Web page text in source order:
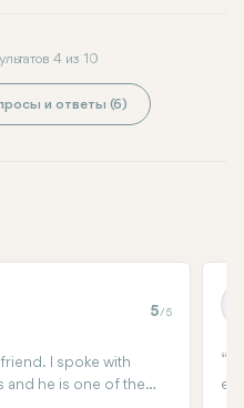
4 из 10
и ответы (6)
5/5
I spoke with
and he is one of the